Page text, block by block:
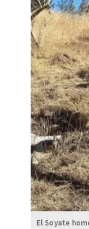
El Soyate